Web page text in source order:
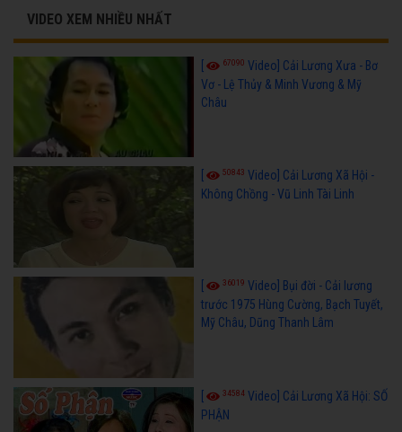
VIDEO XEM NHIỀU NHẤT
[ 67090 Video] Cải Lương Xưa - Bơ
Vơ - Lệ Thủy & Minh Vương & Mỹ
Châu
50843 Video] Cải Lương Xã Hội -
Không Chồng - Vũ Linh Tài Linh
36019 Video] Bụi đời - Cải lương
trước 1975 Hùng Cường, Bạch Tuyết,
Mỹ Châu, Dũng Thanh Lâm
34584 Video] Cải Lương Xã Hội: SỐ
PHẬN